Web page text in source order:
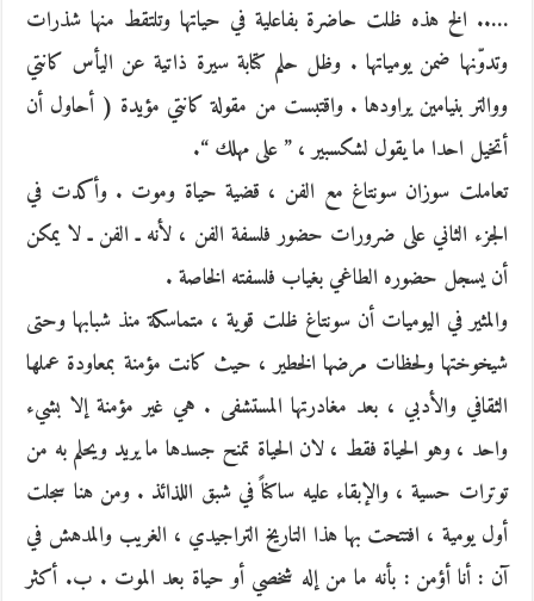
….. الخ هذه ظلت حاضرة بفاعلية في حياتها وتلتقط منها شذرات
وتدوّنها ضمن يومياتها . وظل حلم كتابة سيرة ذاتية عن اليأس كانتي
ووالتر بنيامين يراودها . واقتبست من مقولة كانتي مؤيدة ( أحاول أن
أتخيل احدا ما يقول لشكسبير ، ” على مهلك “.
تعاملت سوزان سونتاغ مع الفن ، قضية حياة وموت . وأكدت في
الجزء الثاني على ضرورات حضور فلسفة الفن ، لأنه ـ الفن ـ لا يمكن
أن يسجل حضوره الطاغي بغياب فلسفته الخاصة .
والمثير في اليوميات أن سونتاغ ظلت قوية ، متماسكة منذ شبابها وحتى
شيخوختها ولحظات مرضها الخطير ، حيث كانت مؤمنة بمعاودة عملها
الثقافي والأدبي ، بعد مغادرتها المستشفى . هي غير مؤمنة إلا بشيء
واحد ، وهو الحياة فقط ، لان الحياة تمنح جسدها ما يريد ويحلم به من
توترات حسية ، والإبقاء عليه ساكناً في شبق اللذائذ . ومن هنا سجلت
أول يومية ، افتتحت بها هذا التاريخ التراجيدي ، الغريب والمدهش في
آن : أنا أؤمن : بأنه ما من إله شخصي أو حياة بعد الموت . ب. أكثر